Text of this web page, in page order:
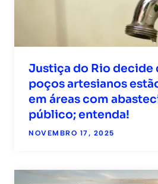
Justiça do Rio decide
poços artesianos
em áreas com
público; entenda!
NOVEMBRO 17, 2025